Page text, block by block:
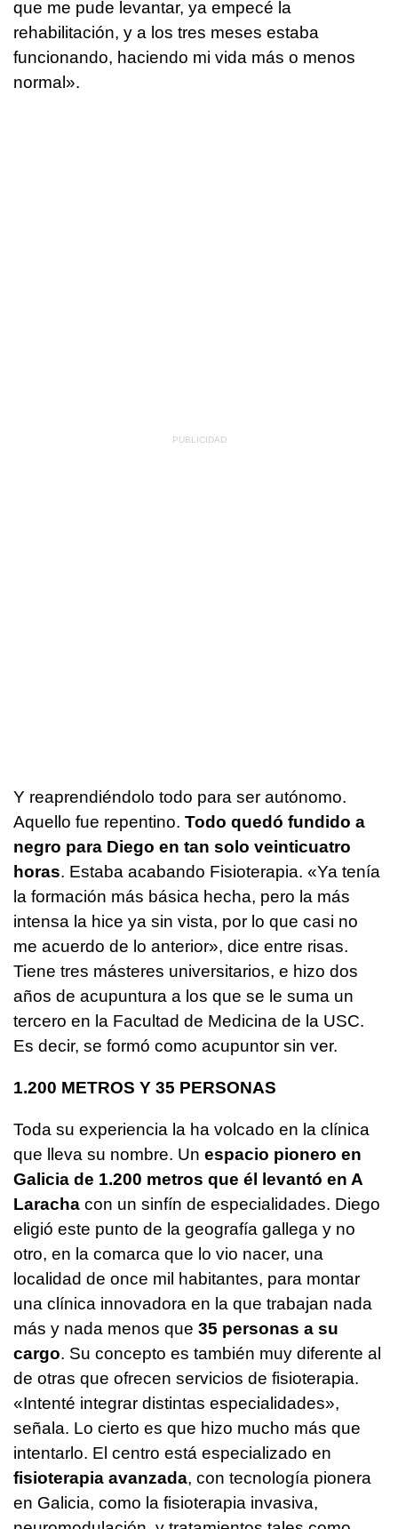
que me pude levantar, ya empecé la
rehabilitación, y a los tres meses estaba
funcionando, haciendo mi vida más o menos
normal».
Y reaprendiéndolo todo para ser autónomo.
Aquello fue repentino. Todo quedó fundido a
negro para Diego en tan solo veinticuatro
horas. Estaba acabando Fisioterapia. «Ya tenía
la formación más básica hecha, pero la más
intensa la hice ya sin vista, por lo que casi no
me acuerdo de lo anterior», dice entre risas.
Tiene tres másteres universitarios, e hizo dos
años de acupuntura a los que se le suma un
tercero en la Facultad de Medicina de la USC.
Es decir, se formó como acupuntor sin ver.
1.200 METROS Y 35 PERSONAS
Toda su experiencia la ha volcado en la clínica
que lleva su nombre. Un espacio pionero en
Galicia de 1.200 metros que él levantó en A
Laracha con un sinfín de especialidades. Diego
eligió este punto de la geografía gallega y no
otro, en la comarca que lo vio nacer, una
localidad de once mil habitantes, para montar
una clínica innovadora en la que trabajan nada
más y nada menos que 35 personas a su
cargo. Su concepto es también muy diferente al
de otras que ofrecen servicios de fisioterapia.
«Intenté integrar distintas especialidades»,
señala. Lo cierto es que hizo mucho más que
intentarlo. El centro está especializado en
fisioterapia avanzada, con tecnología pionera
en Galicia, como la fisioterapia invasiva,